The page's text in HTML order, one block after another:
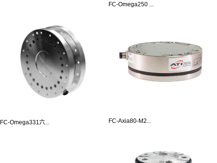
FC-Omega250 ...
FC-Omega331六... FC-Axia80-M2...